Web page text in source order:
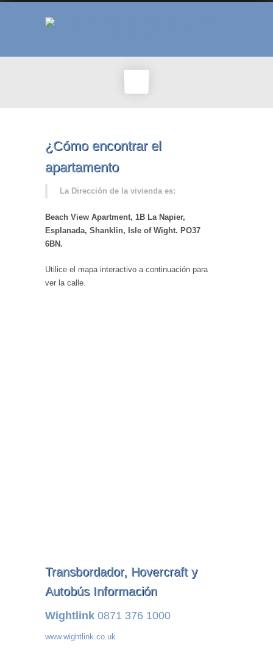
¿Cómo encontrar el
apartamento
La Dirección de la vivienda es:
Beach View Apartment, 1B La Napier,
Esplanada, Shanklin, Isle of Wight. PO37
6BN.
Utilice el mapa interactivo a continuación para
ver la calle.
Transbordador, Hovercraft y
Autobús Información
Wightlink 0871 376 1000
www.wightlink.co.uk